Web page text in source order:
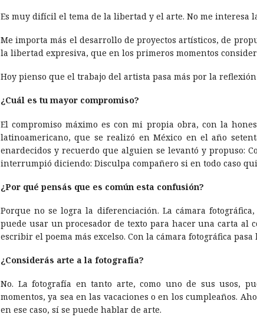
Es muy difí­cil el tema de la libertad y el arte. No me interesa
Me importa más el desarrollo de proyectos artí­sticos, de
la libertad expresiva, que en los primeros momentos
Hoy pienso que el trabajo del artista pasa más por la
¿Cuál es tu mayor compromiso?
El compromiso máximo es con mi propia obra, con la
latinoamericano, que se realizó en México en el año
enardecidos y recuerdo que alguien se levantó y propuso:
interrumpió diciendo: Disculpa compañero si en todo caso
¿Por qué pensás que es común esta confusión?
Porque no se logra la diferenciación. La cámara
puede usar un procesador de texto para hacer una carta
escribir el poema más excelso. Con la cámara fotográfica pasa
¿Considerás arte a la fotografí­a?
No. La fotografí­a en tanto arte, como uno de sus usos,
momentos, ya sea en las vacaciones o en los cumpleaños.
en ese caso, sí­ se puede hablar de arte.